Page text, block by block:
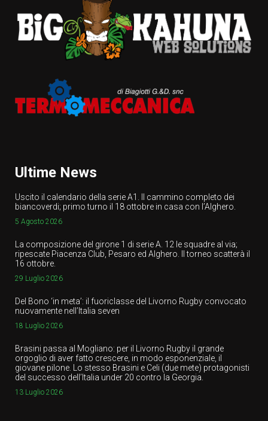
Ultime News
Uscito il calendario della serie A1. Il cammino completo dei
biancoverdi; primo turno il 18 ottobre in casa con l’Alghero.
5 Agosto 2026
La composizione del girone 1 di serie A. 12 le squadre al via;
ripescate Piacenza Club, Pesaro ed Alghero. Il torneo scatterà il
16 ottobre.
29 Luglio 2026
Del Bono ‘in meta’: il fuoriclasse del Livorno Rugby convocato
nuovamente nell’Italia seven
18 Luglio 2026
Brasini passa al Mogliano: per il Livorno Rugby il grande
orgoglio di aver fatto crescere, in modo esponenziale, il
giovane pilone. Lo stesso Brasini e Celi (due mete) protagonisti
del successo dell’Italia under 20 contro la Georgia.
13 Luglio 2026